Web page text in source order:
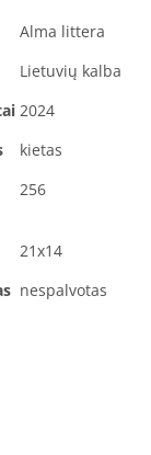
Alma littera
Lietuvių kalba
2024
kietas
256
21x14
nespalvotas